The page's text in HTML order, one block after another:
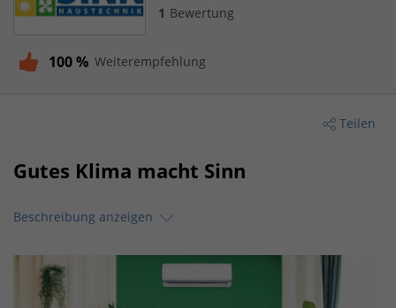
1 Bewertung
100 % Weiterempfehlung
Teilen
Gutes Klima macht Sinn
Beschreibung anzeigen